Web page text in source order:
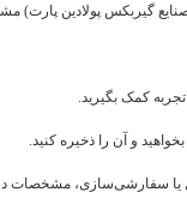
صنایع گیربکس پولادین پارت)
تجربه کمک بگیرید.
و آن را ذخیره کنید.
یا سفارشی‌سازی، مشخصات